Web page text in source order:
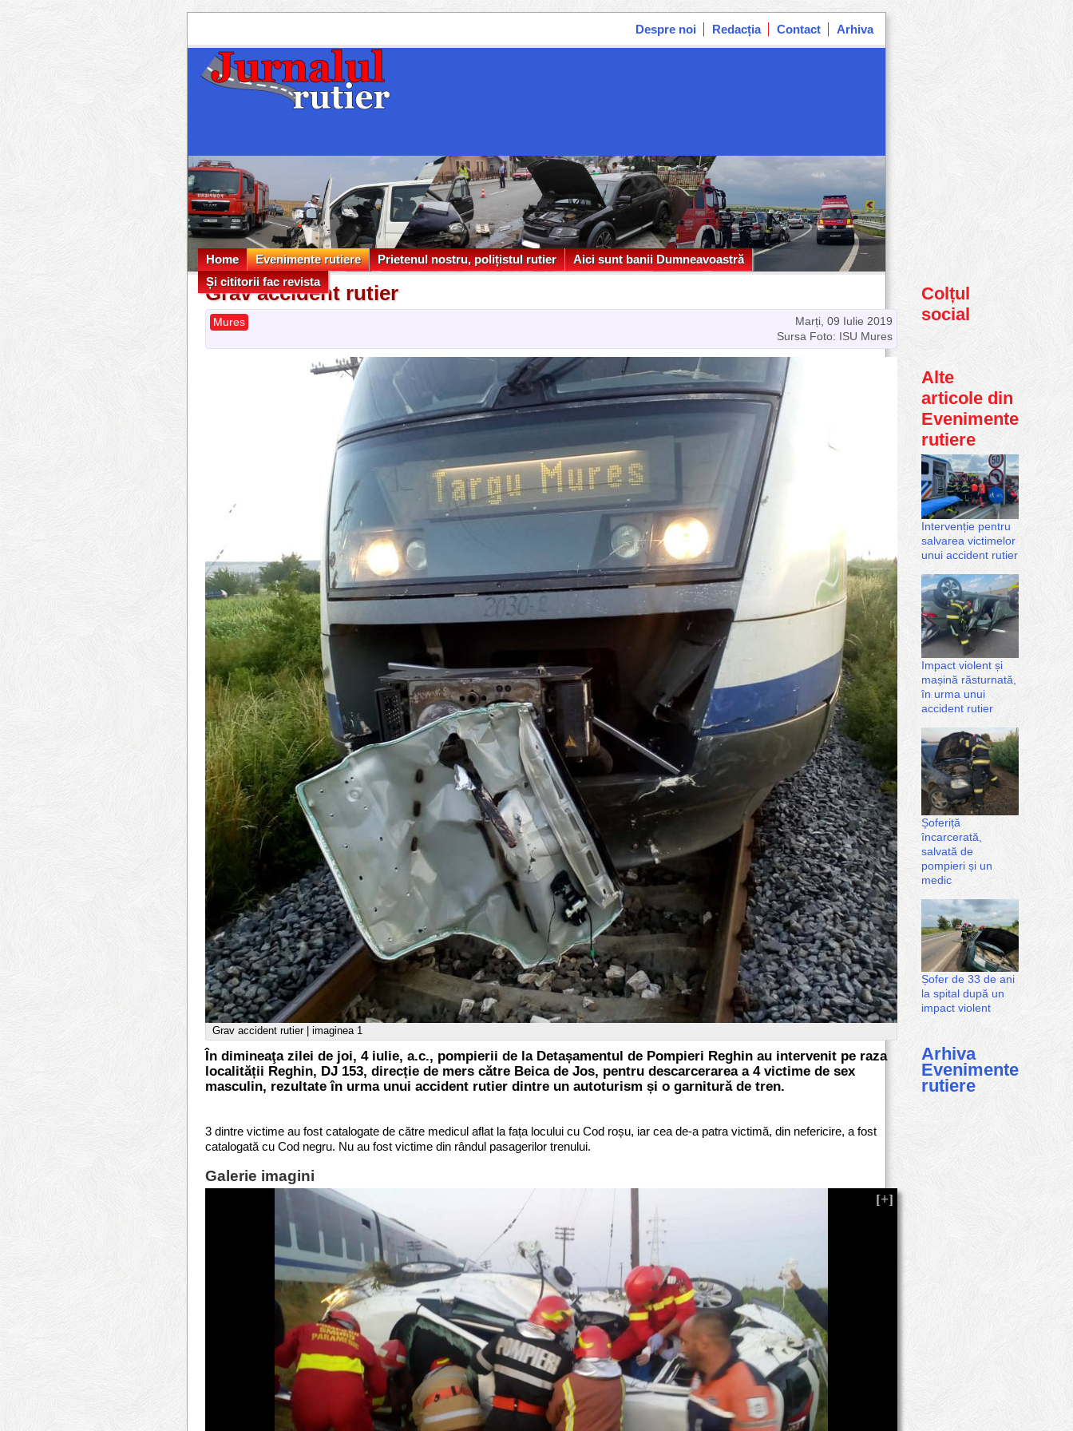
Despre noi Redacția Contact Arhiva
Home Evenimente rutiere
Evenimente rutiere
Prietenul nostru, polițistul rutier Aici sunt banii Dumneavoastră
Și cititorii fac revista
Și cititorii fac revista
Grav accident rutier
Marți, 09 Iulie 2019
Mures
Sursa Foto: ISU Mures
Grav accident rutier | imaginea 1
În dimineaţa zilei de joi, 4 iulie, a.c., pompierii de la Detașamentul de Pompieri Reghin au intervenit pe raza
localității Reghin, DJ 153, direcție de mers către Beica de Jos, pentru descarcerarea a 4 victime de sex
masculin, rezultate în urma unui accident rutier dintre un autoturism și o garnitură de tren.
3 dintre victime au fost catalogate de către medicul aflat la fața locului cu Cod roșu, iar cea de-a patra victimă, din nefericire, a fost
catalogată cu Cod negru. Nu au fost victime din rândul pasagerilor trenului.
Galerie imagini
Colțul
social
Alte
articole din
Evenimente
rutiere
Intervenție pentru
salvarea victimelor
unui accident rutier
Impact violent și
mașină răsturnată,
în urma unui
accident rutier
Șoferiță
încarcerată,
salvată de
pompieri și un
medic
Șofer de 33 de ani
la spital după un
impact violent
Arhiva
Evenimente
rutiere